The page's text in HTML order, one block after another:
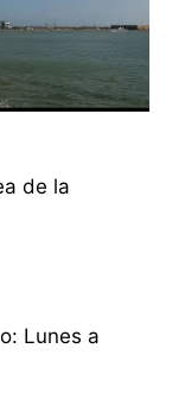
de la
Lunes a